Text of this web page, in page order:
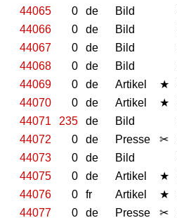
44065
0 de Bild
44066
0 de Bild
44067
0 de Bild
44068
0 de Bild
44069
0 de Artikel ★
44070
0 de Artikel ★
44071
235 de Bild
44072
0 de Presse ✂
44073
0 de Bild
44075
0 de Artikel ★
44076
0 fr Artikel ★
44077
0 de Presse ✂